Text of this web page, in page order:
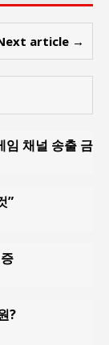
article →
임 채널 송출 금
”
?